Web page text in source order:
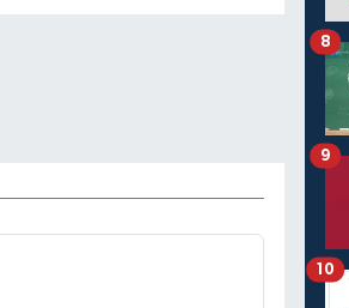
8
9
10